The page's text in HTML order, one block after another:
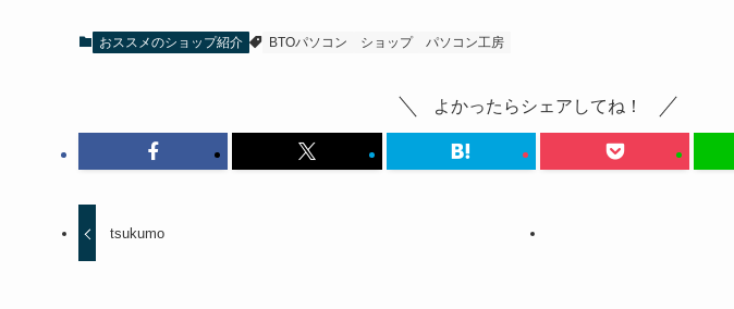
おススメのショップ紹介 BTOパソコン ショップ パソコン工房
よかったらシェアしてね！
tsukumo